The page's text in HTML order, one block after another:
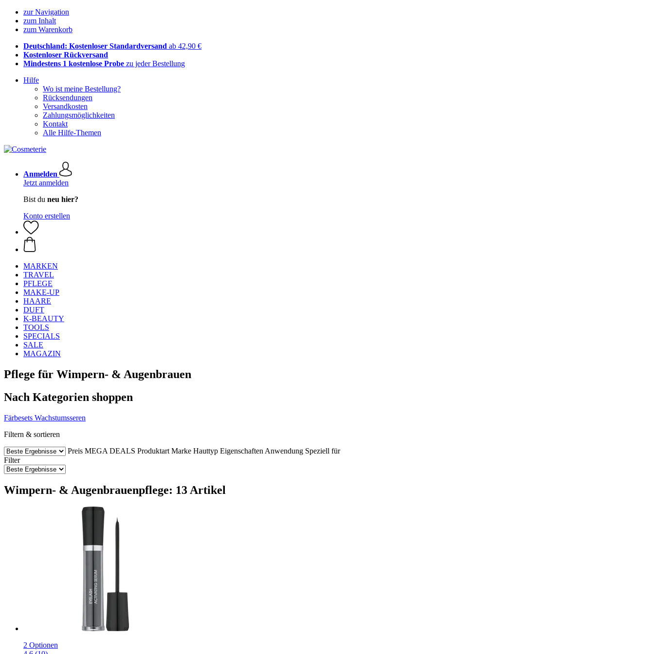
zur Navigation
zum Inhalt
zum Warenkorb
Deutschland: Kostenloser Standardversand ab 42,90 €
Kostenloser Rückversand
Mindestens 1 kostenlose Probe zu jeder Bestellung
Hilfe
Wo ist meine Bestellung?
Rücksendungen
Versandkosten
Zahlungsmöglichkeiten
Kontakt
Alle Hilfe-Themen
Anmelden
Jetzt anmelden
Bist du neu hier?
Konto erstellen
MARKEN
TRAVEL
PFLEGE
MAKE-UP
HAARE
DUFT
K-BEAUTY
TOOLS
SPECIALS
SALE
MAGAZIN
Pflege für Wimpern- & Augenbrauen
Nach Kategorien shoppen
Färbesets Wachstumsseren
Filtern & sortieren
Preis MEGA DEALS Produktart Marke Hauttyp Eigenschaften Anwendung Speziell für
Filter
Wimpern- & Augenbrauenpflege: 13 Artikel
2 Optionen